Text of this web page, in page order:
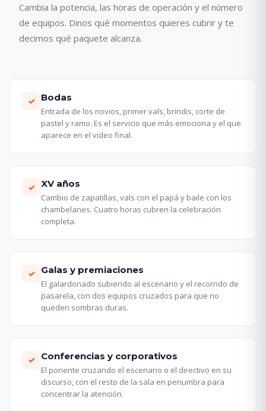
Cambia la potencia, las horas de operación y el número
de equipos. Dinos qué momentos quieres cubrir y te
decimos qué paquete alcanza.
✓ Bodas
Entrada de los novios, primer vals, brindis, corte de
pastel y ramo. Es el servicio que más emociona y el que
aparece en el video final.
✓ XV años
Cambio de zapatillas, vals con el papá y baile con los
chambelanes. Cuatro horas cubren la celebración
completa.
✓ Galas y premiaciones
El galardonado subiendo al escenario y el recorrido de
pasarela, con dos equipos cruzados para que no
queden sombras duras.
✓ Conferencias y corporativos
El ponente cruzando el escenario o el directivo en su
discurso, con el resto de la sala en penumbra para
concentrar la atención.